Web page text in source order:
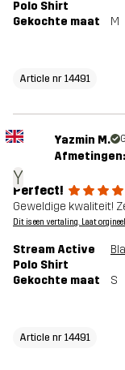
Polo Shirt
Gekochte maat
M
Article nr 14491
Y
Yazmin M.
Afmetingen:
Perfect!
Geweldige kwaliteit!
Dit is een vertaling. Laat
Stream Active
Polo Shirt
Gekochte maat S
Article nr 14491